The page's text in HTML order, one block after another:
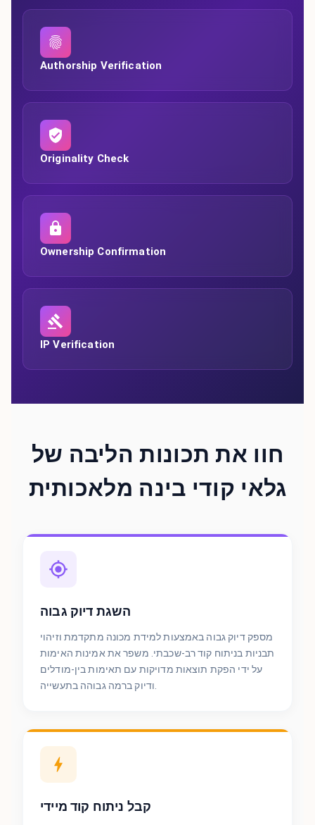
Authorship Verification
Originality Check
Ownership Confirmation
IP Verification
חוו את תכונות הליבה של
גלאי קודי בינה מלאכותית
השגת דיוק גבוה
מספק דיוק גבוה באמצעות למידת מכונה מתקדמת וזיהוי
תבניות בניתוח קוד רב-שכבתי. משפר את אמינות האימות
על ידי הפקת תוצאות מדויקות עם תאימות בין-מודלים
קבל ניתוח קוד מיידי